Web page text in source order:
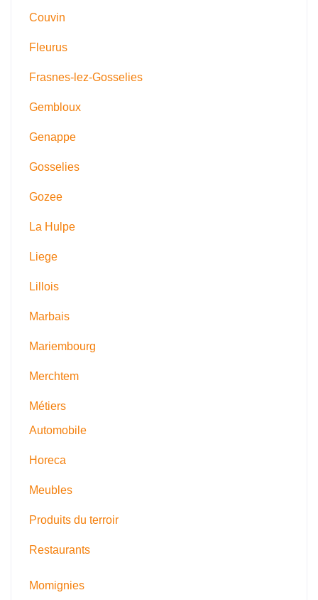
Couvin
Fleurus
Frasnes-lez-Gosselies
Gembloux
Genappe
Gosselies
Gozee
La Hulpe
Liege
Lillois
Marbais
Mariembourg
Merchtem
Métiers
Automobile
Horeca
Meubles
Produits du terroir
Restaurants
Momignies